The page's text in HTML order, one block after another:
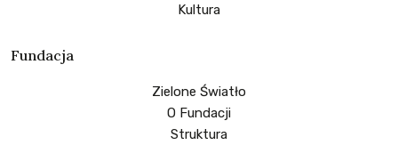
Kultura
Fundacja
Zielone Światło
O Fundacji
Struktura